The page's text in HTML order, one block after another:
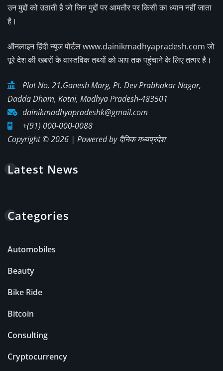
उन मुद्दों को उठाती है जो जिन मुद्दों पर आमतौर पर किसी का ध्यान नहीं जाता
है।
ऑनलाइन हिंदी न्यूज पोर्टल www.dainikmadhyapradesh.com जो
पूरे देश की खबरों के वास्तविक तथ्यों को आप तक पहुंचाने के लिए तत्पर है।
Plot No. 21,Ganesh Marg, Pt. Dev Prabhakar Nagar,
Dadda Dham, Katni, Madhya Pradesh-483501
dainikmadhyapradeshk@gmail.com
+(91) 000-000-0088
Copyright © 2026 | Powered byदैनिक मध्यप्रदेश
Latest News
Categories
Automobiles
Beauty
Bike Ride
Bitcoin
Consulting
Cryptocurrency